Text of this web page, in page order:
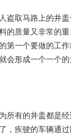
盗取马路上的井
的质量又非常的
第一个要做的工
会形成一个一个
所有的井盖都是
，疾驶的车辆通